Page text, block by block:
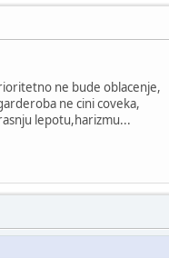
ne bude oblacenje,
ne cini coveka,
lepotu,harizmu...